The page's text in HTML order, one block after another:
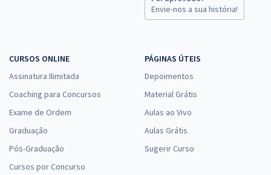
Envie-nos a sua história!
CURSOS ONLINE
Assinatura Ilimitada
Coaching para Concursos
Exame de Ordem
Graduação
Pós-Graduação
Cursos por Concurso
PÁGINAS ÚTEIS
Depoimentos
Material Grátis
Aulas ao Vivo
Aulas Grátis
Sugerir Curso